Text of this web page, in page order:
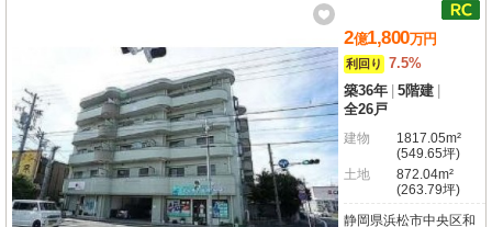
2億1,800万円
利回り
7.5%
築36年 5階建
全26戸
建物
1817.05m²
(549.65坪)
土地
872.04m²
(263.79坪)
静岡県浜松市中央区和